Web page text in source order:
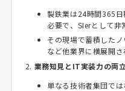
製鉄業は24時間365
必要で、SIerとして非
その現場で蓄積した
など他業界に横展開さ
業務知見とIT実装力の両
単なる技術者集団で